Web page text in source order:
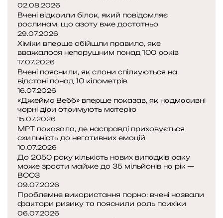
Л
?
Н
а
у
к
в
ц
і
р
о
з
к
р
и
в
а
ю
т
ь
02.08.2026
Вчені відкрили білок, який повідомляє
рослинам, що азоту вже достатньо
29.07.2026
Хіміки вперше обійшли правило, яке
вважалося непорушним понад 100 років
17.07.2026
Вчені пояснили, як слони спілкуються на
відстані понад 10 кілометрів
16.07.2026
«Джеймс Вебб» вперше показав, як надмасивні
чорні діри отримують матерію
15.07.2026
МРТ показала, де насправді приховується
схильність до негативних емоцій
10.07.2026
До 2050 року кількість нових випадків раку
може зрости майже до 35 мільйонів на рік —
ВООЗ
09.07.2026
Проблемне використання порно: вчені назвали
фактори ризику та пояснили роль психіки
06.07.2026